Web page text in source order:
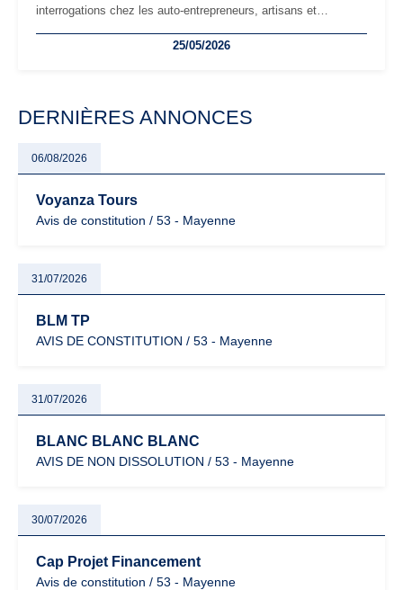
interrogations chez les auto-entrepreneurs, artisans et
facturation ou risque de bascule vers la TVA : les règles
25/05/2026
DERNIÈRES ANNONCES
06/08/2026
Voyanza Tours
Avis de constitution / 53 - Mayenne
31/07/2026
BLM TP
AVIS DE CONSTITUTION / 53 - Mayenne
31/07/2026
BLANC BLANC BLANC
AVIS DE NON DISSOLUTION / 53 - Mayenne
30/07/2026
Cap Projet Financement
Avis de constitution / 53 - Mayenne